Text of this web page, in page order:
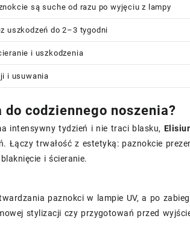
są suche od razu po wyjęciu z lampy
uszkodzeń do 2–3 tygodni
i uszkodzenia
i usuwania
codziennego noszenia?
intensywny tydzień i nie traci blasku,
Łączy trwałość z estetyką: paznokcie
i ścieranie.
paznokci w lampie UV, a po
stylizacji czy przygotowań przed